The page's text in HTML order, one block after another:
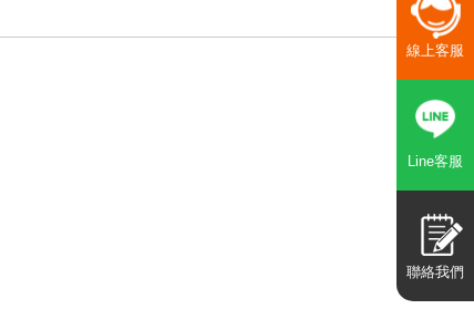
線上客服
Line客服
聯絡我們